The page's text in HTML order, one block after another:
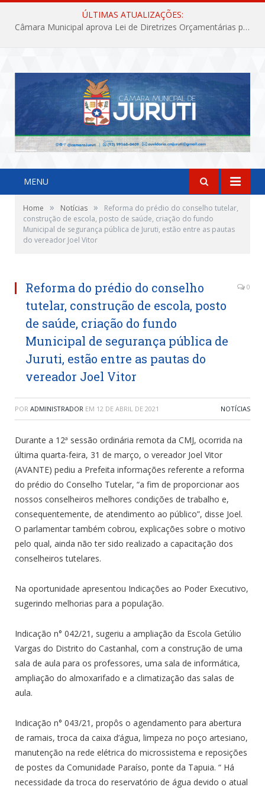
ÚLTIMAS ATUALIZAÇÕES:
Câmara Municipal aprova Lei de Diretrizes Orçamentárias para o exercício financeiro de 2027
MENU
Home » Notícias »
Reforma do prédio do conselho tutelar,
construção de escola, posto de saúde, criação do fundo
Municipal de segurança pública de Juruti, estão entre as pautas
do vereador Joel Vitor
Reforma do prédio do conselho
tutelar, construção de escola, posto
de saúde, criação do fundo
Municipal de segurança pública de
Juruti, estão entre as pautas do
vereador Joel Vitor
0
POR ADMINISTRADOR EM 12 DE ABRIL DE 2021 NOTÍCIAS
Durante a 12ª sessão ordinária remota da CMJ, ocorrida na
última quarta-feira, 31 de março, o vereador Joel Vitor
(AVANTE) pediu a Prefeita informações referente a reforma
do prédio do Conselho Tutelar, “a fim de proporcionar aos
nossos conselheiros melhores condições de trabalho e,
consequentemente, de atendimento ao público”, disse Joel.
O parlamentar também cobrou, explicações sobre o motivo
pelo qual, ainda não ter sido realizado a capacitação dos
conselheiros tutelares.
Na oportunidade apresentou Indicações ao Poder Executivo,
sugerindo melhorias para a população.
Indicação n° 042/21, sugeriu a ampliação da Escola Getúlio
Vargas do Distrito do Castanhal, com a construção de uma
sala de aula para os professores, uma sala de informática,
ampliação do almoxarifado e a climatização das salas de
aula.
Indicação n° 043/21, propôs o agendamento para abertura
de ramais, troca da caixa d’água, limpeza no poço artesiano,
manutenção na rede elétrica do microssistema e reposições
de postes da Comunidade Paraíso, ponte da Tapuia. “ Há
necessidade da troca do reservatório de água devido o atual